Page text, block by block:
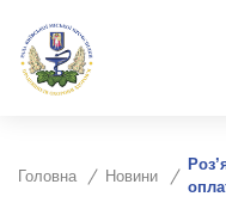
Головна Новини